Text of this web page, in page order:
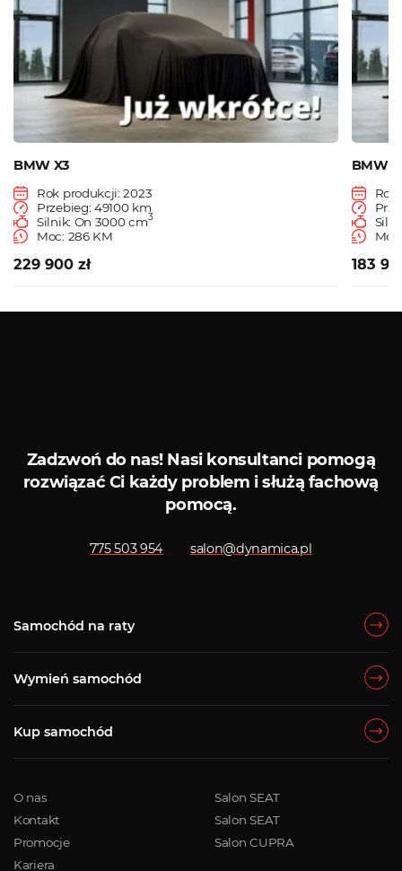
BMW X3
Rok produkcji: 2023
Przebieg: 49100 km
Silnik: On 3000 cm3
Moc: 286 KM
229 900 zł
BMW
Rok
183
Zadzwoń do nas!Nasi konsultanci pomogą
rozwiązać Ci każdy problem i służą fachową
pomocą.
775 503 954 salon@dynamica.pl
Samochód na raty
Wymień samochód
Kup samochód
O nas
Kontakt
Promocje
Kariera
Salon SEAT
Salon SEAT
Salon CUPRA